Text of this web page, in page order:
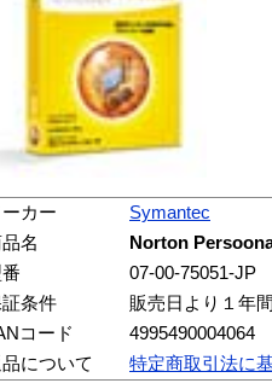
ーカー
Symantec
名
Norton
07-00-75051-JP
条件
販売日より１年
コード
4995490004064
について
特定商取引法に